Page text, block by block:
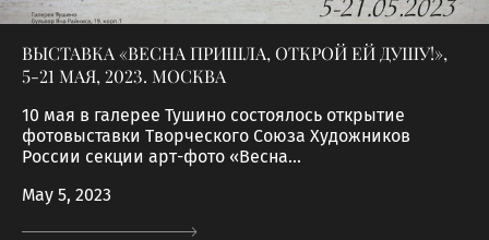
ВЫСТАВКА «ВЕСНА ПРИШЛА, ОТКРОЙ ЕЙ ДУШУ!»,
5-21 МАЯ, 2023. МОСКВА
10 мая в галерее Тушино состоялось открытие
фотовыставки Творческого Союза Художников
России секции арт-фото «Весна...
May 5, 2023